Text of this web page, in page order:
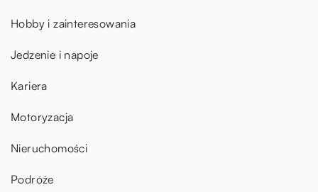
Hobby i zainteresowania
Jedzenie i napoje
Kariera
Motoryzacja
Nieruchomości
Podróże